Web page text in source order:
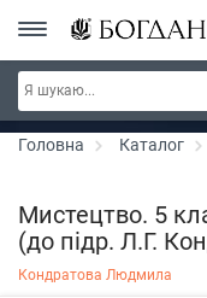
РОЗПРОДАЖ ~ 150 грн ~
300 грн ~
Головна Каталог
Мистецтво. 5
(до підр. Л.Г.
Кондратова Людмила